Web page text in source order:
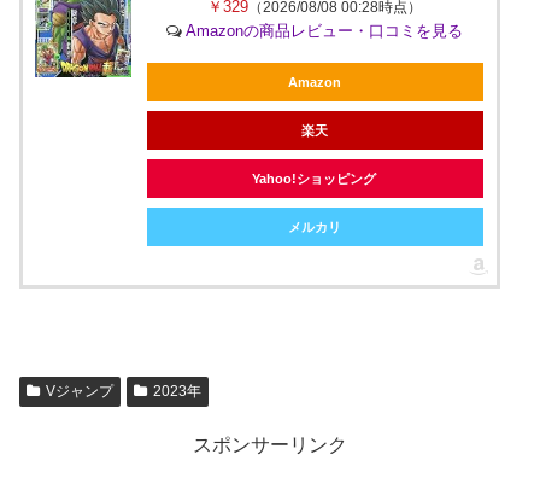
￥329 （2026/08/08 00:28時点）
Amazonの商品レビュー・口コミを見る
Amazon
楽天
Yahoo!ショッピング
メルカリ
Vジャンプ 2023年
スポンサーリンク